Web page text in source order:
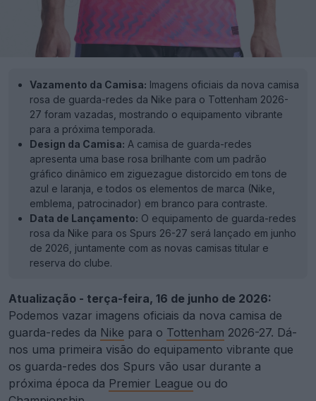
Vazamento da Camisa: Imagens oficiais da nova camisa
rosa de guarda-redes da Nike para o Tottenham 2026-
27 foram vazadas, mostrando o equipamento vibrante
para a próxima temporada.
Design da Camisa: A camisa de guarda-redes
apresenta uma base rosa brilhante com um padrão
gráfico dinâmico em ziguezague distorcido em tons de
azul e laranja, e todos os elementos de marca (Nike,
emblema, patrocinador) em branco para contraste.
Data de Lançamento: O equipamento de guarda-redes
rosa da Nike para os Spurs 26-27 será lançado em junho
de 2026, juntamente com as novas camisas titular e
reserva do clube.
Atualização - terça-feira, 16 de junho de 2026:
Podemos vazar imagens oficiais da nova camisa de
guarda-redes da Nike para o Tottenham 2026-27. Dá-
nos uma primeira visão do equipamento vibrante que
os guarda-redes dos Spurs vão usar durante a
próxima época da Premier League ou do